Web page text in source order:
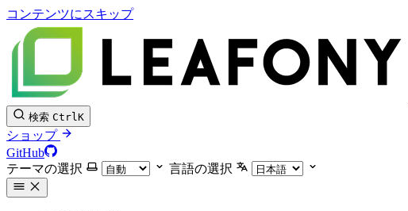
コンテンツにスキップ
検索 CtrlK
ショップ
GitHub
テーマの選択
言語の選択